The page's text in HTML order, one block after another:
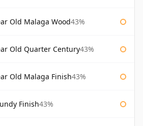
Old Malaga Wood43%
Old Quarter Century43%
Old Malaga Finish43%
Finish43%